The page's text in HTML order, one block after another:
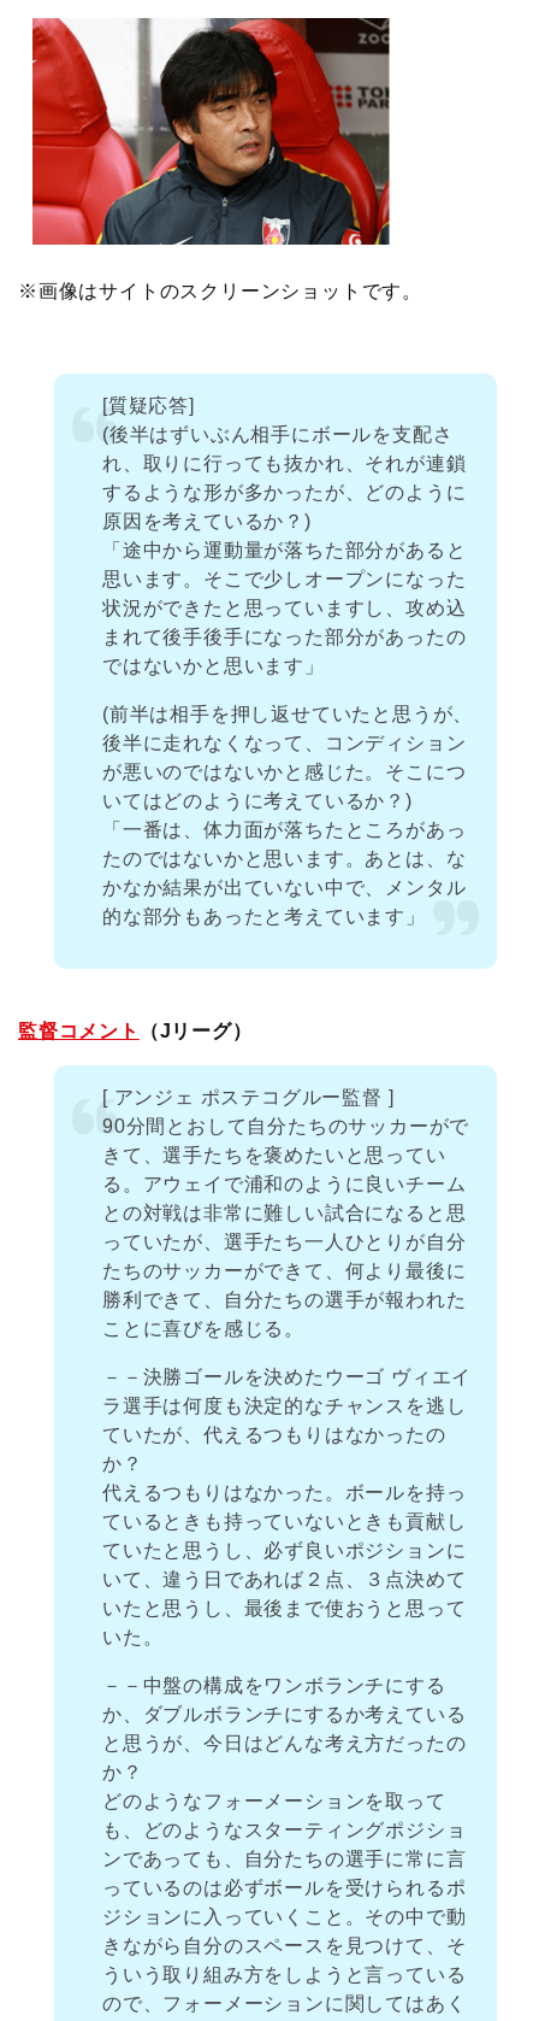
※画像はサイトのスクリーンショットです。
[質疑応答]
(後半はずいぶん相手にボールを支配さ
れ、取りに行っても抜かれ、それが連鎖
するような形が多かったが、どのように
原因を考えているか？)
「途中から運動量が落ちた部分があると
思います。そこで少しオープンになった
状況ができたと思っていますし、攻め込
まれて後手後手になった部分があったの
ではないかと思います」
(前半は相手を押し返せていたと思うが、
後半に走れなくなって、コンディション
が悪いのではないかと感じた。そこにつ
いてはどのように考えているか？)
「一番は、体力面が落ちたところがあっ
たのではないかと思います。あとは、な
かなか結果が出ていない中で、メンタル
的な部分もあったと考えています」
監督コメント （Jリーグ）
[ アンジェ ポステコグルー監督 ]
90分間とおして自分たちのサッカーがで
きて、選手たちを褒めたいと思ってい
る。アウェイで浦和のように良いチーム
との対戦は非常に難しい試合になると思
っていたが、選手たち一人ひとりが自分
たちのサッカーができて、何より最後に
勝利できて、自分たちの選手が報われた
ことに喜びを感じる。
－－決勝ゴールを決めたウーゴ ヴィエイ
ラ選手は何度も決定的なチャンスを逃し
ていたが、代えるつもりはなかったの
か？
代えるつもりはなかった。ボールを持っ
ているときも持っていないときも貢献し
ていたと思うし、必ず良いポジションに
いて、違う日であれば２点、３点決めて
いたと思うし、最後まで使おうと思って
いた。
－－中盤の構成をワンボランチにする
か、ダブルボランチにするか考えている
と思うが、今日はどんな考え方だったの
か？
どのようなフォーメーションを取って
も、どのようなスターティングポジショ
ンであっても、自分たちの選手に常に言
っているのは必ずボールを受けられるポ
ジションに入っていくこと。その中で動
きながら自分のスペースを見つけて、そ
ういう取り組み方をしようと言っている
ので、フォーメーションに関してはあく